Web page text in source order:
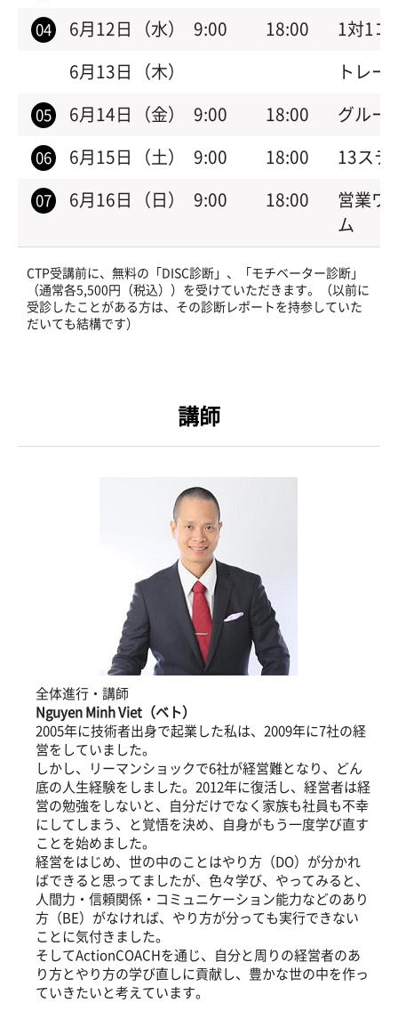
04 6月12日 （水） 9:00 18:00 1対1コ
6月13日 （木） トレー
05 6月14日 （金） 9:00 18:00 グルー
06 6月15日 （土） 9:00 18:00 13ステ
07 6月16日 （日） 9:00 18:00
営業ワ
ム
CTP受講前に、無料の「DISC診断」、「モチベーター診断」
（通常各5,500円（税込））を受けていただきます。（以前に
受診したことがある方は、その診断レポートを持参していた
だいても結構です）
講師
全体進行・講師
Nguyen Minh Viet（ベト）
2005年に技術者出身で起業した私は、2009年に7社の経
営をしていました。
しかし、リーマンショックで6社が経営難となり、どん
底の人生経験をしました。2012年に復活し、経営者は経
営の勉強をしないと、自分だけでなく家族も社員も不幸
にしてしまう、と覚悟を決め、自身がもう一度学び直す
ことを始めました。
経営をはじめ、世の中のことはやり方（DO）が分かれ
ばできると思ってましたが、色々学び、やってみると、
人間力・信頼関係・コミュニケーション能力などのあり
方（BE）がなければ、やり方が分っても実行できない
ことに気付きました。
そしてActionCOACHを通じ、自分と周りの経営者のあ
り方とやり方の学び直しに貢献し、豊かな世の中を作っ
ていきたいと考えています。